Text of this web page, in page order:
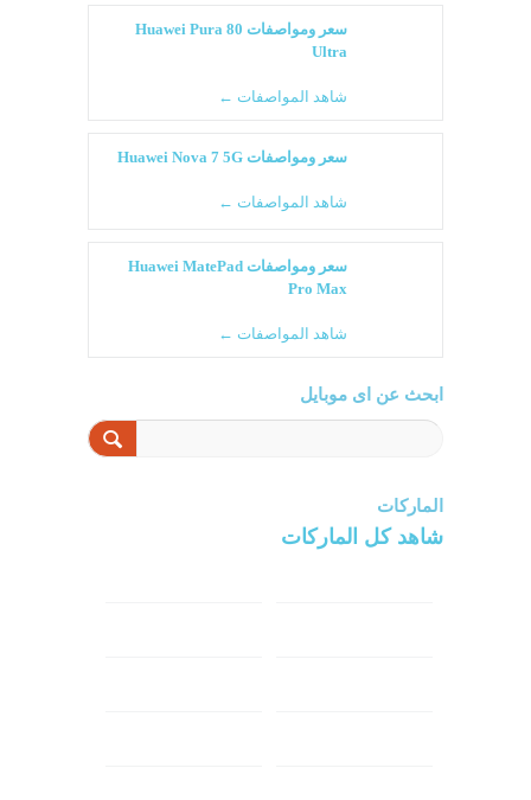
سعر ومواصفات Huawei Pura 80
Ultra
شاهد المواصفات ←
سعر ومواصفات Huawei Nova 7 5G
شاهد المواصفات ←
سعر ومواصفات Huawei MatePad
Pro Max
شاهد المواصفات ←
ابحث عن اى موبايل
الماركات
شاهد كل الماركات